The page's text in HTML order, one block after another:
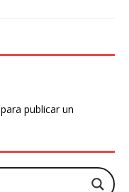
para publicar un